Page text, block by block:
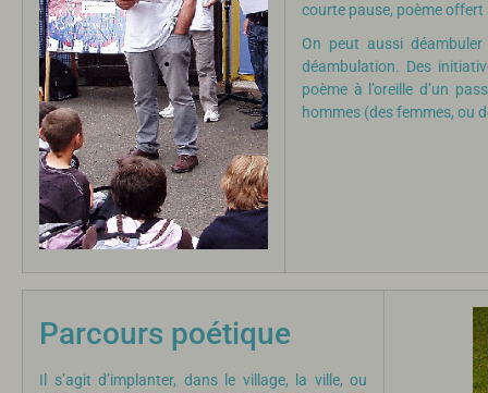
courte pause, poème offert
On peut aussi
déambulation. Des
poème à l’oreille d’un
hommes (des femmes, ou
Parcours poétique
Il s’agit d’implanter, dans le village, la ville, ou